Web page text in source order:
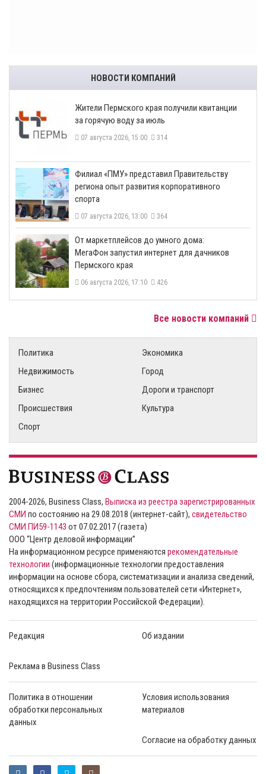
НОВОСТИ КОМПАНИЙ
​Жители Пермского края получили квитанции
за горячую воду за июль
07 августа 2026, 15:00 314
​Филиал «ПМУ» представил Правительству
региона опыт развития корпоративного
спорта
07 августа 2026, 13:00 364
От маркетплейсов до умного дома:
МегаФон запустил интернет для дачников
Пермского края
06 августа 2026, 17:10 426
Все новости компаний
Политика
Экономика
Недвижимость
Город
Бизнес
Дороги и транспорт
Происшествия
Культура
Спорт
2004-2026, Business Class, Выписка из реестра зарегистрированных
СМИ по состоянию на 29.08.2018 (интернет-сайт), свидетельство
СМИ ПИ59-1143 от 07.02.2017 (газета)
ООО “Центр деловой информации”
На информационном ресурсе применяются рекомендательные
технологии (информационные технологии предоставления
информации на основе сбора, систематизации и анализа сведений,
относящихся к предпочтениям пользователей сети «Интернет»,
находящихся на территории Российской Федерации).
Редакция Об издании
Реклама в Business Class
Политика в отношении
обработки персональных
данных
Условия использования
материалов
Согласие на обработку данных